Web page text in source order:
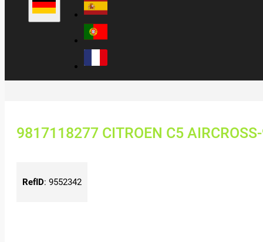
9817118277 CITROEN C5
RefID: 9552342